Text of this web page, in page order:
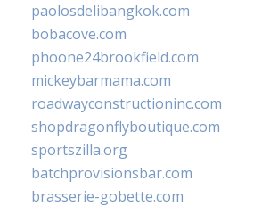
paolosdelibangkok.com
bobacove.com
phoone24brookfield.com
mickeybarmama.com
roadwayconstructioninc.com
shopdragonflyboutique.com
sportszilla.org
batchprovisionsbar.com
brasserie-gobette.com